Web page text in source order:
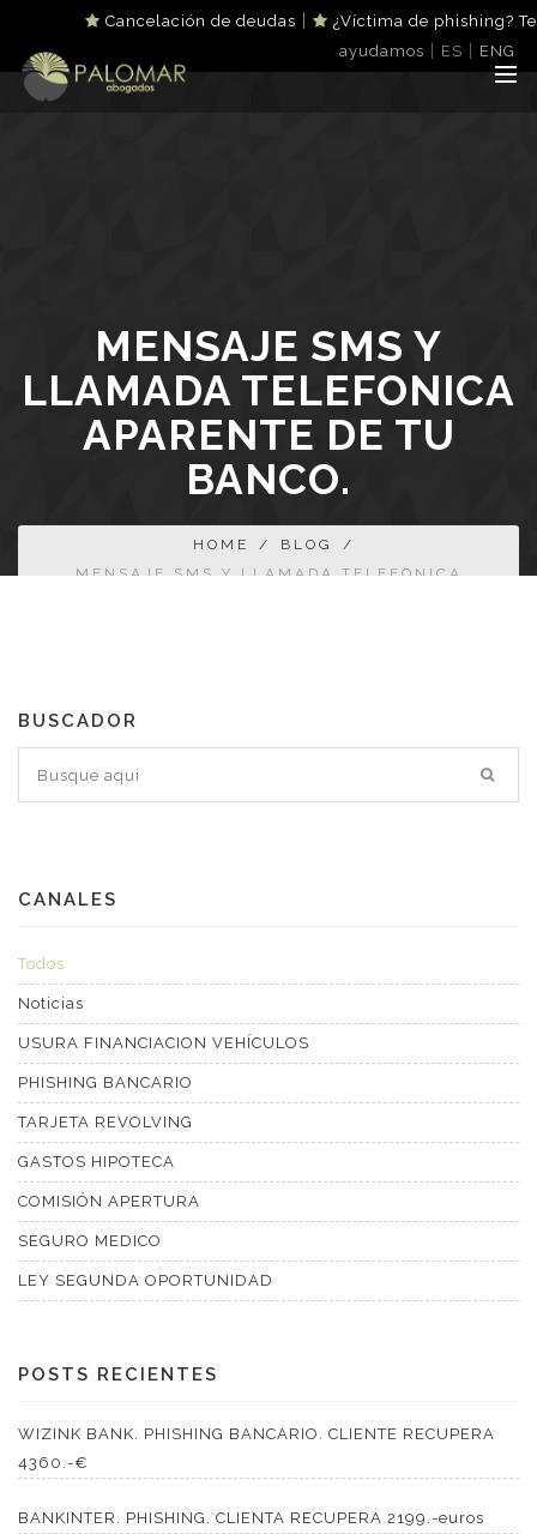
Cancelación de deudas
¿Víctima de phishing? Te
ayudamos
ES ENG
MENSAJE SMS Y
LLAMADA TELEFONICA
APARENTE DE TU
BANCO.
HOME / BLOG
/
MENSAJE SMS Y LLAMADA TELEFONICA
BUSCADOR
CANALES
Todos
Noticias
USURA FINANCIACION VEHÍCULOS
PHISHING BANCARIO
TARJETA REVOLVING
GASTOS HIPOTECA
COMISIÓN APERTURA
SEGURO MEDICO
LEY SEGUNDA OPORTUNIDAD
POSTS RECIENTES
WIZINK BANK. PHISHING BANCARIO. CLIENTE RECUPERA
4360.-€
BANKINTER. PHISHING. CLIENTA RECUPERA 2199.-euros